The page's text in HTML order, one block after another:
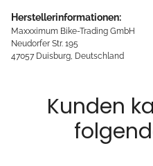
Herstellerinformationen:
Maxxximum Bike-Trading GmbH
Neudorfer Str. 195
47057 Duisburg, Deutschland
Kunden